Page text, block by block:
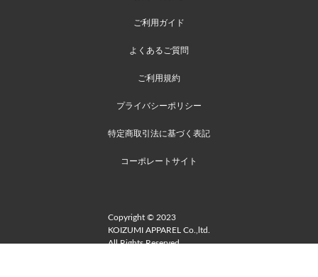
ご利用ガイド
よくあるご質問
ご利用規約
プライバシーポリシー
特定商取引法に基づく表記
コーポレートサイト
Copyright © 2023
KOIZUMI APPAREL Co.,ltd.
All Rights Reserved.